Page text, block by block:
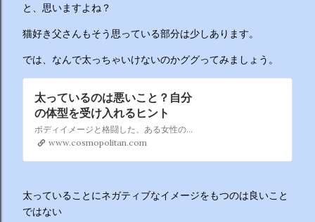
と、思いますよね？
猫好き父さんもそう思っている部分は少しあります。
では、なんで太っちゃいけないのかググってみましょう。
太っているのは悪いこと？自分
の体型を受け入れるヒント
ボディイメージと格闘した、ある女性の実体験。
www.cosmopolitan.com
太っていることにネガティブなイメージをもつのは良いこと
ではない